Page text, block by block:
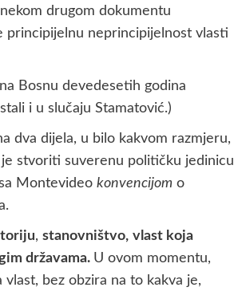
drugom dokumentu
principijelnu neprincipijelnost vlasti
Bosnu devedesetih godina
i u slučaju Stamatović.)
dva dijela, u bilo kakvom razmjeru,
je stvoriti suverenu političku jedinicu
Montevideo konvencijom o
, stanovništvo, vlast koja
državama. U ovom momentu,
bez obzira na to kakva je,